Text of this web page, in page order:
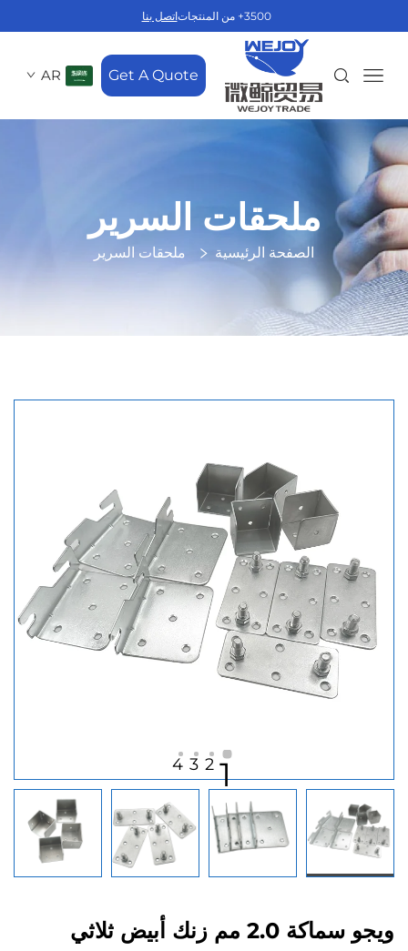
3500+ من المنتجات اتصل بنا
Get A Quote
AR
ملحقات السرير
الصفحة الرئيسية ملحقات السرير
1
2
3
4
ويجو سماكة 2.0 مم زنك أبيض ثلاثي